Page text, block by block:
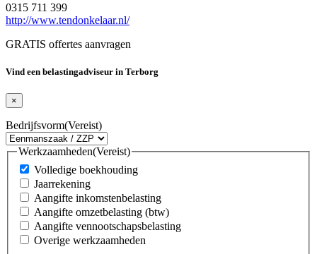
0315 711 399
http://www.tendonkelaar.nl/
GRATIS offertes aanvragen
Vind een belastingadviseur in Terborg
×
Bedrijfsvorm(Vereist)
Werkzaamheden(Vereist)
Volledige boekhouding
Jaarrekening
Aangifte inkomstenbelasting
Aangifte omzetbelasting (btw)
Aangifte vennootschapsbelasting
Overige werkzaamheden